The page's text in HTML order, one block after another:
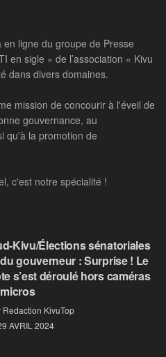
ligne du groupe de Presse
en sigle » de l’association « Kivu
dans divers domaines.
mission de concourir à l'éveil de
gouvernance, au
qu'à la promotion de
c'est notre spécialité !
Kivu/Élections sénatoriales
gouverneur : Surprise ! Le
s’est déroulé hors caméras
Redaction KivuTop
AVRIL 2024